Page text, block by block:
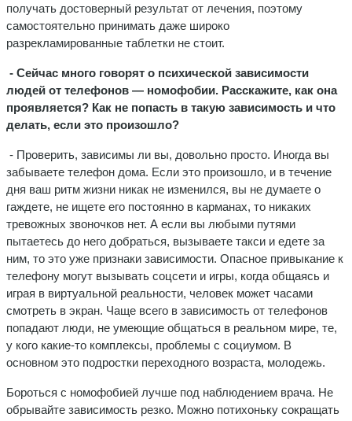
получать достоверный результат от лечения, поэтому
самостоятельно принимать даже широко
разрекламированные таблетки не стоит.
- Сейчас много говорят о психической зависимости
людей от телефонов — номофобии. Расскажите, как она
проявляется? Как не попасть в такую зависимость и что
делать, если это произошло?
- Проверить, зависимы ли вы, довольно просто. Иногда вы
забываете телефон дома. Если это произошло, и в течение
дня ваш ритм жизни никак не изменился, вы не думаете о
гаждете, не ищете его постоянно в карманах, то никаких
тревожных звоночков нет. А если вы любыми путями
пытаетесь до него добраться, вызываете такси и едете за
ним, то это уже признаки зависимости. Опасное привыкание к
телефону могут вызывать соцсети и игры, когда общаясь и
играя в виртуальной реальности, человек может часами
смотреть в экран. Чаще всего в зависимость от телефонов
попадают люди, не умеющие общаться в реальном мире, те,
у кого какие-то комплексы, проблемы с социумом. В
основном это подростки переходного возраста, молодежь.
Бороться с номофобией лучше под наблюдением врача. Не
обрывайте зависимость резко. Можно потихоньку сокращать